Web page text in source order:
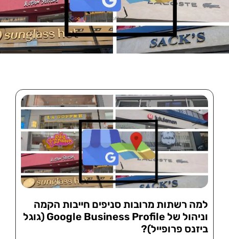
למה רשתות מרובות סניפים חייבות הקמה
וניהול של Google Business Profile (גוגל
ביזנס פרופייל)?